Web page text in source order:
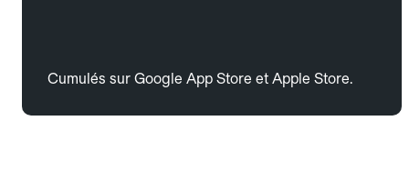
Cumulés sur Google App Store et Apple Store.